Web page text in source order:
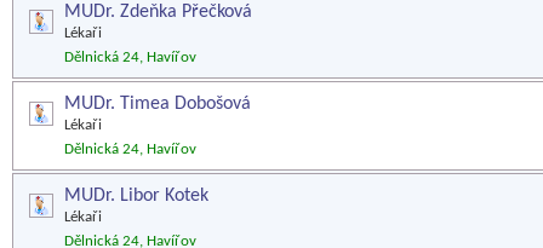
MUDr. Zdeňka Přečková
Lékaři
Dělnická 24, Havířov
MUDr. Timea Dobošová
Lékaři
Dělnická 24, Havířov
MUDr. Libor Kotek
Lékaři
Dělnická 24, Havířov